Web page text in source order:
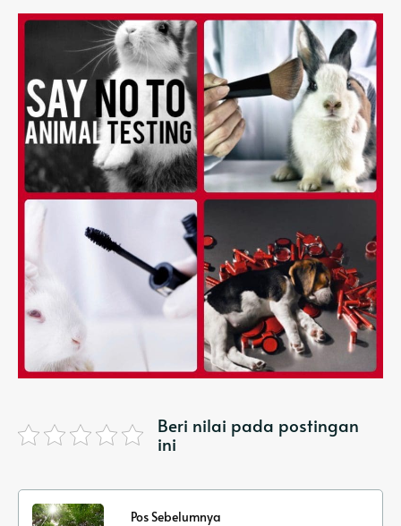
Beri nilai pada postingan
ini
Pos Sebelumnya